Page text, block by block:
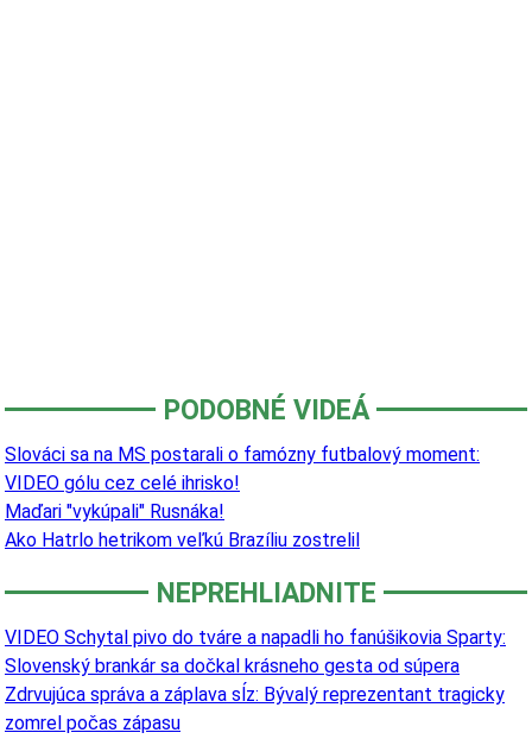
PODOBNÉ VIDEÁ
Slováci sa na MS postarali o famózny futbalový moment:
VIDEO gólu cez celé ihrisko!
Maďari "vykúpali" Rusnáka!
Ako Hatrlo hetrikom veľkú Brazíliu zostrelil
NEPREHLIADNITE
VIDEO Schytal pivo do tváre a napadli ho fanúšikovia Sparty:
Slovenský brankár sa dočkal krásneho gesta od súpera
Zdrvujúca správa a záplava sĺz: Bývalý reprezentant tragicky
zomrel počas zápasu